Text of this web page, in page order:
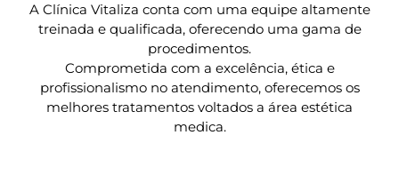
A Clínica Vitaliza conta com uma equipe altamente
treinada e qualificada, oferecendo uma gama de
procedimentos.
Comprometida com a excelência, ética e
profissionalismo no atendimento, oferecemos os
melhores tratamentos voltados a área estética
medica.